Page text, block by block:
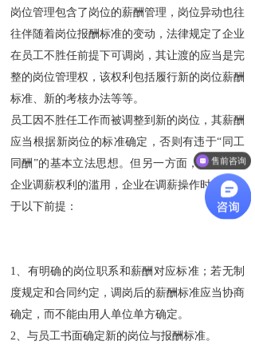
岗位管理包含了岗位的薪酬管理，岗位异动也往
往伴随着岗位报酬标准的变动，法律规定了企业
在员工不胜任前提下可调岗，其让渡的应当是完
整的岗位管理权，该权利包括履行新的岗位薪酬
标准、新的考核办法等等。
员工因不胜任工作而被调整到新的岗位，其薪酬
应当根据新岗位的标准确定，否则有违于“同工
同酬”的基本立法思想。但另一方面，为了防止
企业调薪权利的滥用，企业在调薪操作时应当基
于以下前提：
1、有明确的岗位职系和薪酬对应标准；若无制
度规定和合同约定，调岗后的薪酬标准应当协商
确定，而不能由用人单位单方确定。
2、与员工书面确定新的岗位与报酬标准。
售前咨询